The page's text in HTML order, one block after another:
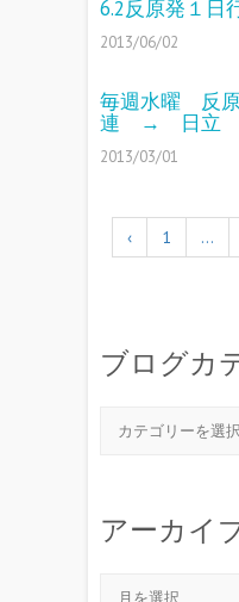
6.2反原発１日
2013/06/02
毎週水曜 反
連 → 日立
2013/03/01
‹ 1 …
ブログカ
アーカイ